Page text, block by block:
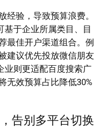
验，导致预算浪费。
基于企业所属类目、目
最佳开户渠道组合。例
建议优先投放微信朋友
业则更适配百度搜索广
无效预算占比降低30%
告别多平台切换